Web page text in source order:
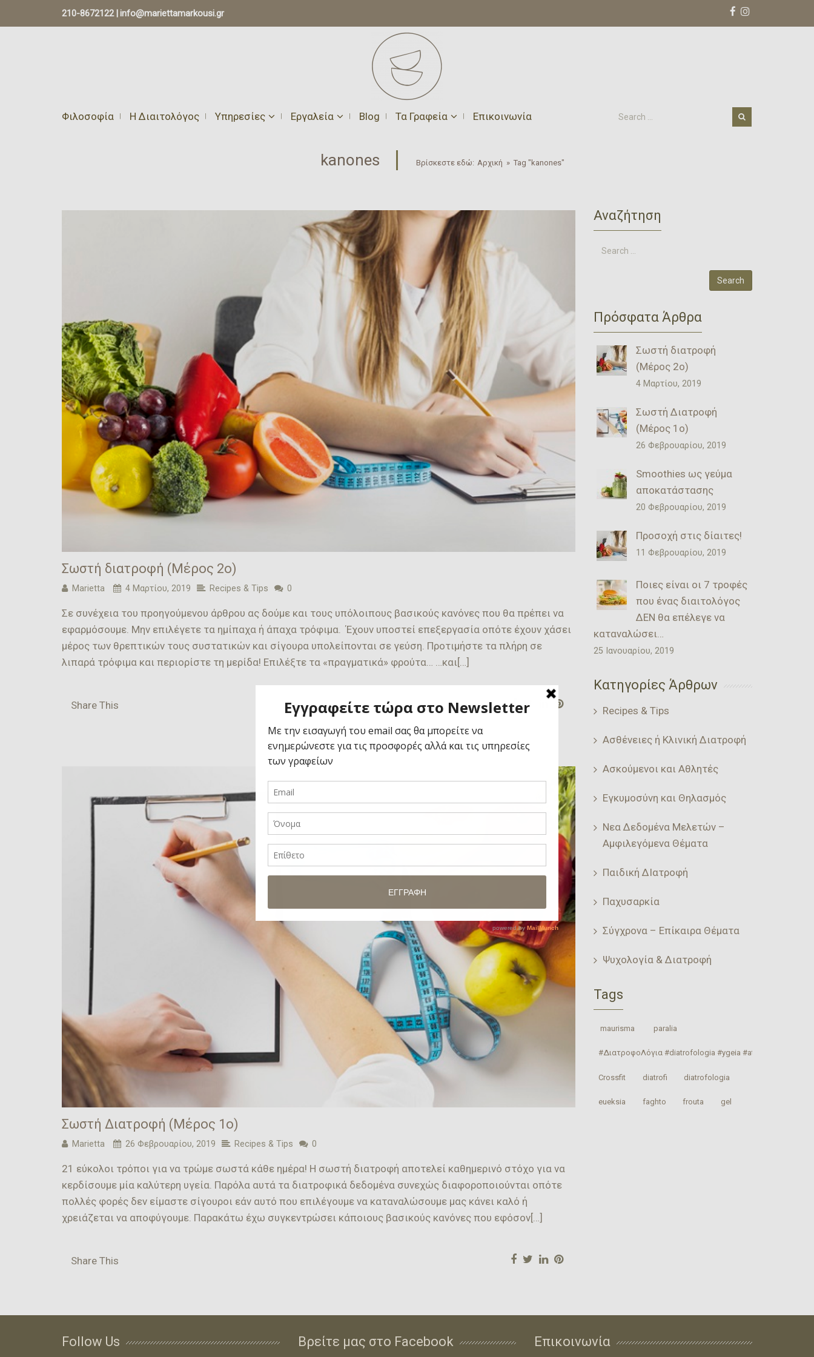
210-8672122 |info@mariettamarkousi.gr
Φιλοσοφία Η Διαιτολόγος Υπηρεσίες Εργαλεία Blog Τα Γραφεία Επικοινωνία
kanones Βρίσκεστε εδώ: Αρχική » Tag "kanones"
Σωστή διατροφή (Μέρος 2ο)
Marietta 4 Μαρτίου, 2019 Recipes & Tips 0
Σε συνέχεια του προηγούμενου άρθρου ας δούμε και τους υπόλοιπους βασικούς κανόνες που θα πρέπει να
εφαρμόσουμε. Μην επιλέγετε τα ημίπαχα ή άπαχα τρόφιμα. Έχουν υποστεί επεξεργασία οπότε έχουν χάσει
μέρος των θρεπτικών τους συστατικών και σίγουρα υπολείπονται σε γεύση. Προτιμήστε τα πλήρη σε
λιπαρά τρόφιμα και περιορίστε τη μερίδα! Επιλέξτε τα «πραγματικά» φρούτα… …και[…]
Share This
Σωστή Διατροφή (Μέρος 1ο)
Marietta 26 Φεβρουαρίου, 2019 Recipes & Tips 0
21 εύκολοι τρόποι για να τρώμε σωστά κάθε ημέρα! Η σωστή διατροφή αποτελεί καθημερινό στόχο για να
κερδίσουμε μία καλύτερη υγεία. Παρόλα αυτά τα διατροφικά δεδομένα συνεχώς διαφοροποιούνται οπότε
πολλές φορές δεν είμαστε σίγουροι εάν αυτό που επιλέγουμε να καταναλώσουμε μας κάνει καλό ή
χρειάζεται να αποφύγουμε. Παρακάτω έχω συγκεντρώσει κάποιους βασικούς κανόνες που εφόσον[…]
Share This
Αναζήτηση
Πρόσφατα Άρθρα
Σωστή διατροφή
(Μέρος 2ο)
4 Μαρτίου, 2019
Σωστή Διατροφή
(Μέρος 1ο)
26 Φεβρουαρίου, 2019
Smoothies ως γεύμα
αποκατάστασης
20 Φεβρουαρίου, 2019
Προσοχή στις δίαιτες!
11 Φεβρουαρίου, 2019
Ποιες είναι οι 7 τροφές
που ένας διαιτολόγος
ΔΕΝ θα επέλεγε να
καταναλώσει…
25 Ιανουαρίου, 2019
Κατηγορίες Άρθρων
Recipes & Tips
Ασθένειες ή Κλινική Διατροφή
Ασκούμενοι και Αθλητές
Εγκυμοσύνη και Θηλασμός
Νεα Δεδομένα Μελετών –
Αμφιλεγόμενα Θέματα
Παιδική ΔΙατροφή
Παχυσαρκία
Σύγχρονα – Επίκαιρα Θέματα
Ψυχολογία & Διατροφή
Tags
‎ maurisma‬ ‎ paralia‬
#ΔιατροφοΛόγια #diatrofologia #ygeia #athlitismos
Crossfit ‎diatrofi‬ ‎diatrofologia‬
‎eueksia‬ faghto ‎frouta gel
Follow Us Βρείτε μας στο Facebook Επικοινωνία